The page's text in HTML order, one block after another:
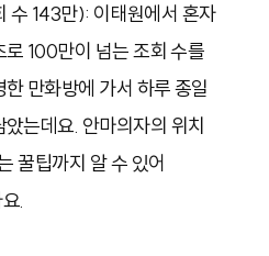
수 143만): 이태원에서 혼자
100만이 넘는 조회 수를
만화방에 가서 하루 종일
는데요. 안마의자의 위치
꿀팁까지 알 수 있어
.